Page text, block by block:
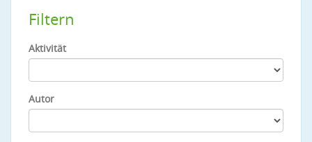
Filtern
Aktivität
Autor